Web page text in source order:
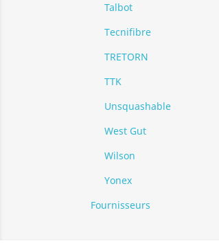
Talbot
Tecnifibre
TRETORN
TTK
Unsquashable
West Gut
Wilson
Yonex
Fournisseurs